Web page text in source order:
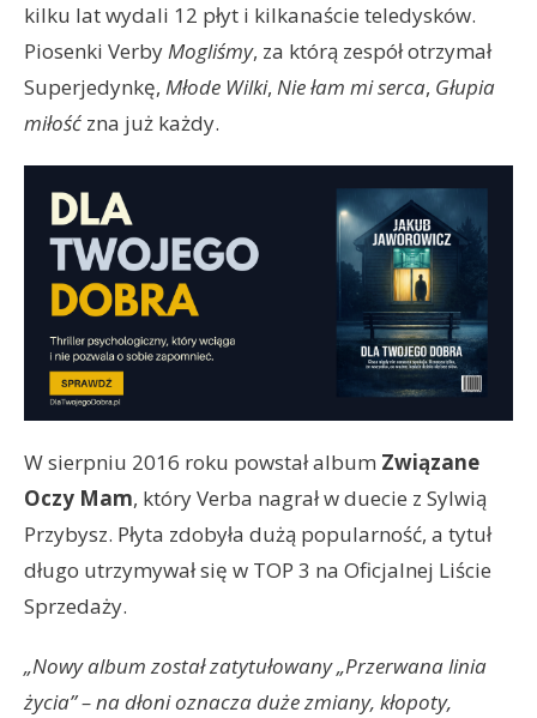
kilku lat wydali 12 płyt i kilkanaście teledysków.
Piosenki VerbyMogliśmy, za którą zespół otrzymał
Superjedynkę, Młode Wilki, Nie łam mi serca, Głupia
miłość zna już każdy.
W sierpniu 2016 roku powstał album Związane
Oczy Mam, który Verba nagrał w duecie z Sylwią
Przybysz. Płyta zdobyła dużą popularność, a tytuł
długo utrzymywał się w TOP 3 na Oficjalnej Liście
Sprzedaży.
„Nowy album został zatytułowany „Przerwana linia
życia” – na dłoni oznacza duże zmiany, kłopoty,